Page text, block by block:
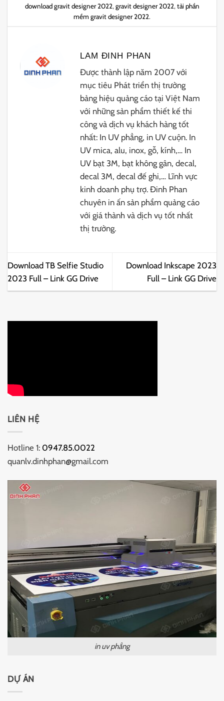
download gravit designer 2022, gravit designer 2022, tải phần
mềm gravit designer 2022.
LAM ĐINH PHAN
Được thành lập năm 2007 với
mục tiêu Phát triển thị trường
bảng hiệu quảng cáo tại Việt Nam
với những sản phẩm thiết kế thi
công và dịch vụ khách hàng tốt
nhất: In UV phẳng, in UV cuộn. In
UV mica, alu, inox, gỗ, kính,… In
UV bạt 3M, bạt không gân, decal,
decal 3M, decal đế ghi,… Lĩnh vực
kinh doanh phụ trợ. Đinh Phan
chuyên in ấn sản phẩm quảng cáo
với giá thành và dịch vụ tốt nhất
thị trường.
Download TB Selfie Studio
2023 Full – Link GG Drive
Download Inkscape 2023
Full – Link GG Drive
LIÊN HỆ
Hotline 1: 0947.85.0022
quanlv.dinhphan@gmail.com
in uv phẳng
DỰ ÁN